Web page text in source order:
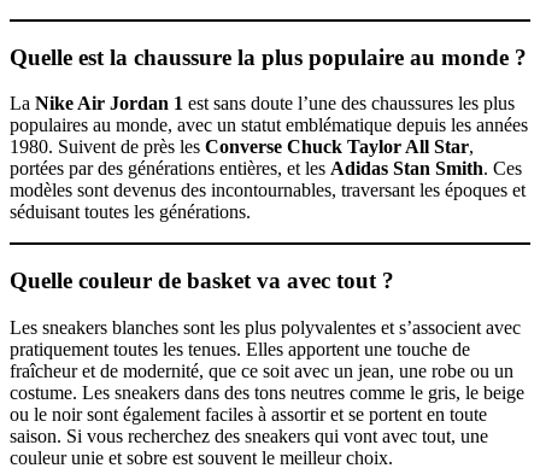
Quelle est la chaussure la plus populaire au monde ?
La Nike Air Jordan 1 est sans doute l’une des chaussures les plus
populaires au monde, avec un statut emblématique depuis les années
1980. Suivent de près les Converse Chuck Taylor All Star,
portées par des générations entières, et les Adidas Stan Smith. Ces
modèles sont devenus des incontournables, traversant les époques et
séduisant toutes les générations.
Quelle couleur de basket va avec tout ?
Les sneakers blanches sont les plus polyvalentes et s’associent avec
pratiquement toutes les tenues. Elles apportent une touche de
fraîcheur et de modernité, que ce soit avec un jean, une robe ou un
costume. Les sneakers dans des tons neutres comme le gris, le beige
ou le noir sont également faciles à assortir et se portent en toute
saison. Si vous recherchez des sneakers qui vont avec tout, une
couleur unie et sobre est souvent le meilleur choix.